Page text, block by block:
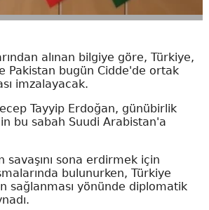
alınan bilgiye göre, Türkiye,
Pakistan bugün Cidde'de ortak
imzalayacak.
Tayyip Erdoğan, günübirlik
bu sabah Suudi Arabistan'a
savaşını sona erdirmek için
bulunurken, Türkiye
sağlanması yönünde diplomatik